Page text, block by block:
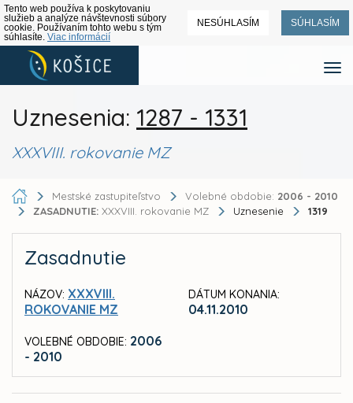
Tento web používa k poskytovaniu
služieb a analýze návštevnosti súbory
cookie. Používaním tohto webu s tým
súhlasíte. Viac informácií
NESÚHLASÍM SÚHLASÍM
Uznesenia: 1287 - 1331
XXXVIII. rokovanie MZ
Mestské zastupiteľstvo Volebné obdobie: 2006 - 2010
ZASADNUTIE: XXXVIII. rokovanie MZ Uznesenie 1319
Zasadnutie
NÁZOV: XXXVIII.
ROKOVANIE MZ
VOLEBNÉ OBDOBIE: 2006
- 2010
DÁTUM KONANIA:
04.11.2010